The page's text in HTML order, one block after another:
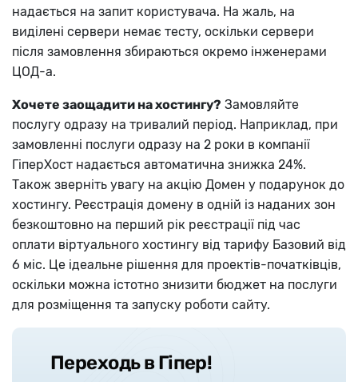
надається на запит користувача. На жаль, на
виділені сервери немає тесту, оскільки сервери
після замовлення збираються окремо інженерами
ЦОД-а.
Хочете заощадити на хостингу? Замовляйте
послугу одразу на тривалий період. Наприклад, при
замовленні послуги одразу на 2 роки в компанії
ГіперХост надається автоматична знижка 24%.
Також зверніть увагу на акцію Домен у подарунок до
хостингу. Реєстрація домену в одній із наданих зон
безкоштовно на перший рік реєстрації під час
оплати віртуального хостингу від тарифу Базовий від
6 міс. Це ідеальне рішення для проектів-початківців,
оскільки можна істотно знизити бюджет на послуги
для розміщення та запуску роботи сайту.
Переходь в Гіпер!